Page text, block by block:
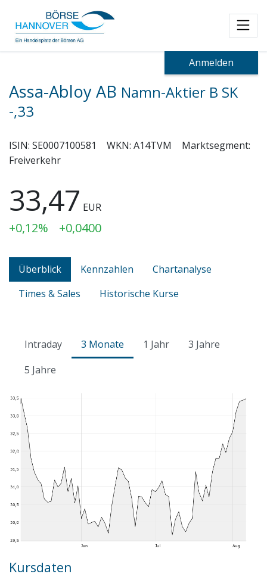
Anmelden
Assa-Abloy AB Namn-Aktier B SK
-,33
ISIN: SE0007100581 WKN: A14TVM
Marktsegment:
Freiverkehr
33,47 EUR
+0,12% +0,0400
Überblick Kennzahlen
Chartanalyse
Times & Sales
Historische Kurse
Intraday 3 Monate 1 Jahr
3 Jahre
5 Jahre
Kursdaten